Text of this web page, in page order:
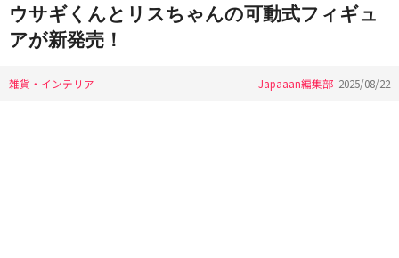
ウサギくんとリスちゃんの可動式フィギュ
アが新発売！
雑貨・インテリア Japaaan編集部 2025/08/22